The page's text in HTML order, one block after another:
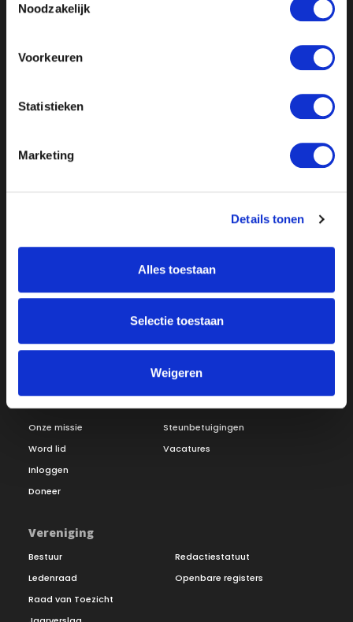
Noodzakelijk
Voorkeuren
Statistieken
Marketing
Details tonen
Alles toestaan
Selectie toestaan
Weigeren
Onze missie
Word lid
Inloggen
Doneer
Steunbetuigingen
Vacatures
Vereniging
Bestuur
Ledenraad
Raad van Toezicht
Redactiestatuut
Openbare registers